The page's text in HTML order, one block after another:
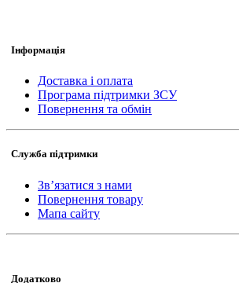
Інформація
Доставка і оплата
Програма підтримки ЗСУ
Повернення та обмін
Служба підтримки
Зв’язатися з нами
Повернення товару
Мапа сайту
Додатково